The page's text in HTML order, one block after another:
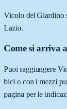
Vicolo del Giardino
Lazio.
Come si arriva
Puoi raggiungere
bici o con i mezzi
pagina per le